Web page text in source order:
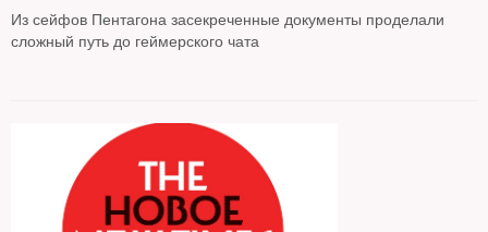
Из сейфов Пентагона засекреченные документы проделали
сложный путь до геймерского чата